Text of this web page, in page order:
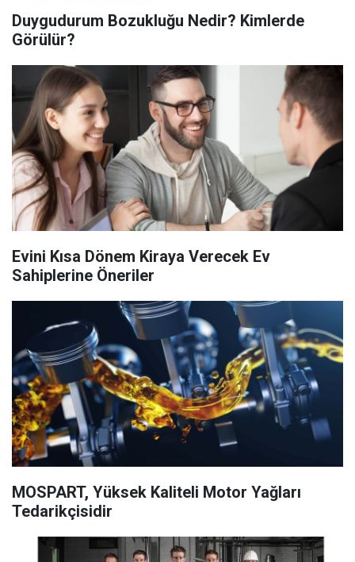
Duygudurum Bozukluğu Nedir? Kimlerde
Görülür?
Evini Kısa Dönem Kiraya Verecek Ev
Sahiplerine Öneriler
MOSPART, Yüksek Kaliteli Motor Yağları
Tedarikçisidir